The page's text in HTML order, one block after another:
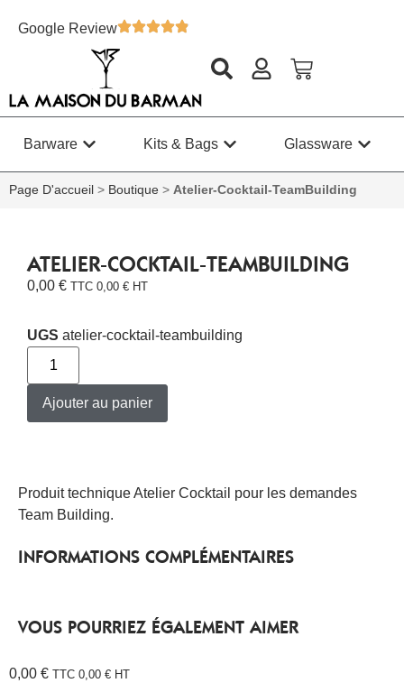
Google Review
Barware Kits & Bags Glassware
Page D'accueil > Boutique > Atelier-Cocktail-TeamBuilding
ATELIER-COCKTAIL-TEAMBUILDING
0,00 € TTC 0,00 € HT
UGS atelier-cocktail-teambuilding
Ajouter au panier
Produit technique Atelier Cocktail pour les demandes
Team Building.
INFORMATIONS COMPLÉMENTAIRES
VOUS POURRIEZ ÉGALEMENT AIMER
0,00 € TTC 0,00 € HT